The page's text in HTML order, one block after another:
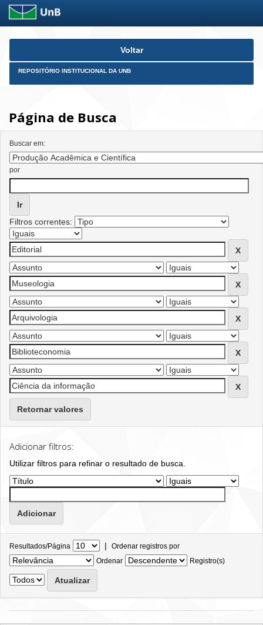
Skip
Voltar
REPOSITÓRIO INSTITUCIONAL DA UNB
Página de Busca
Buscar em:
por
Filtros correntes:
Retornar valores
Adicionar filtros:
Utilizar filtros para refinar o resultado de busca.
Resultados/Página | Ordenar registros por
Ordenar
Registro(s)